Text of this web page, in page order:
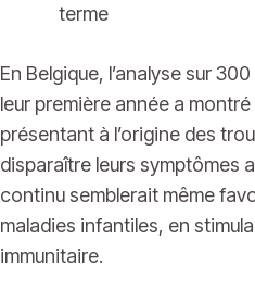
terme
En Belgique, l’analyse sur
leur première année a montré
présentant à l’origine des
disparaître leurs symptômes
continu semblerait même
maladies infantiles, en
immunitaire.